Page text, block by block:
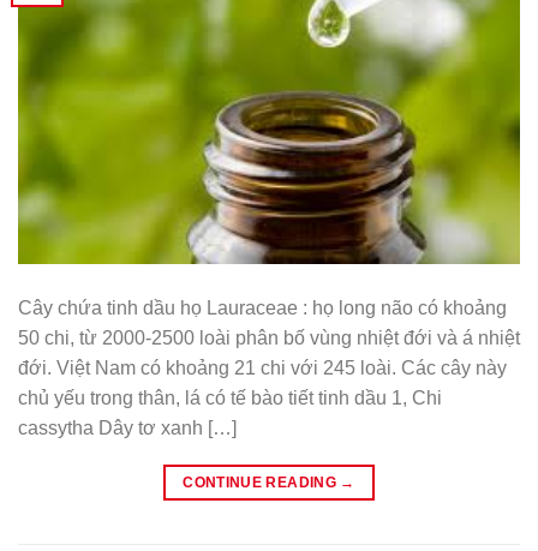
Cây chứa tinh dầu họ Lauraceae : họ long não có khoảng
50 chi, từ 2000-2500 loài phân bố vùng nhiệt đới và á nhiệt
đới. Việt Nam có khoảng 21 chi với 245 loài. Các cây này
chủ yếu trong thân, lá có tế bào tiết tinh dầu 1, Chi
cassytha Dây tơ xanh […]
CONTINUE READING →